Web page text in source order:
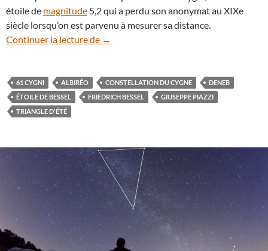
étoile de magnitude 5,2 qui a perdu son anonymat au XIXe
siècle lorsqu’on est parvenu à mesurer sa distance.
Continuer la lecture de 61 Cygni, première étoile dont on a
→
61 CYGNI ALBIRÉO CONSTELLATION DU CYGNE
DENEB
ÉTOILE DE BESSEL
FRIEDRICH BESSEL
GIUSEPPE PIAZZI
TRIANGLE D'ÉTÉ